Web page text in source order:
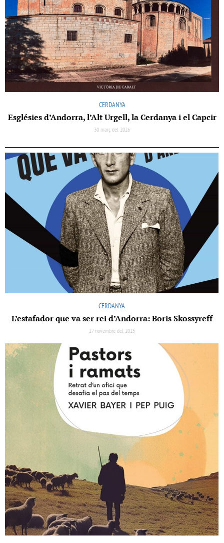
CERDANYA
Esglésies d’Andorra, l’Alt Urgell, la Cerdanya i el Capcir
30 març del 2026
CERDANYA
L’estafador que va ser rei d’Andorra: Boris Skossyreff
27 novembre del 2025